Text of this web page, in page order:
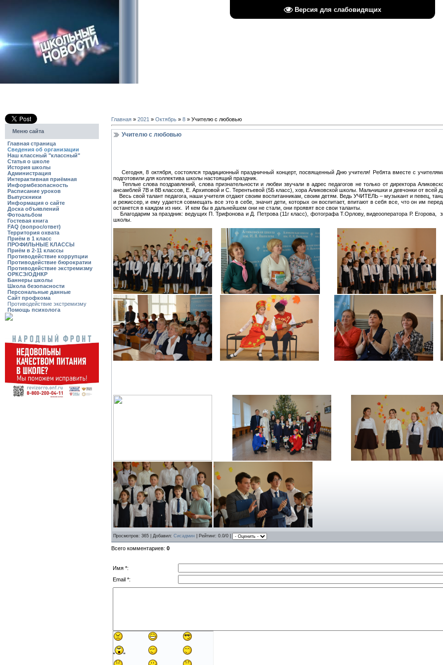
Версия для слабовидящих
Меню сайта
Главная страница
Сведения об организации
Наш классный "классный"
Статья о школе
История школы
Администрация
Интерактивная приёмная
Информбезопасность
Расписание уроков
Выпускники
Информация о сайте
Доска объявлений
Фотоальбом
Гостевая книга
FAQ (вопрос/ответ)
Территория охвата
Приём в 1 класс
ПРОФИЛЬНЫЕ КЛАССЫ
Приём в 2-11 классы
Противодействие коррупции
Противодействие бюрократии
Противодействие экстремизму
ОРКСЭ/ОДНКР
Баннеры школы
Школа безопасности
Персональные данные
Сайт профкома
Противодействие экстремизму
Помощь психолога
Главная » 2021 » Октябрь » 8 » Учителю с любовью
Учителю с любовью
Сегодня, 8 октября, состоялся традиционный праздничный концерт, посвященный Дню учителя! Ребята вместе с
подготовили для коллектива школы настоящий праздник.
Теплые слова поздравлений, слова признательности и любви звучали в адрес педагогов не только от директора
ансамблей 7В и 8В классов, Е. Архиповой и С. Терентьевой (5Б класс), хора Аликовской школы. Мальчишки и девчонки от всей
Весь свой талант педагога, наши учителя отдают своим воспитанникам, своим детям. Ведь УЧИТЕЛЬ – музыкант и певец,
и режиссер, и ему удается совмещать все это в себе, значит дети, которых он воспитает, впитают в себя все, что он им
останется в каждом из них. И кем бы в дальнейшем они не стали, они проявят все свои таланты.
Благодарим за праздник: ведущих П. Трифонова и Д. Петрова (11г класс), фотографа Т.Орлову, видеооператора Р. Егорова,
школы.
Просмотров: 365 | Добавил: Сисадмин | Рейтинг: 0.0/0 |
Всего комментариев: 0
Имя *:
Email *: